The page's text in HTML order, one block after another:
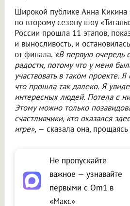
Широкой публике Анна Кикина
по второму сезону шоу
России прошла 11 этапов,
и выносливость, и
от финала. «В первую очередь
радости, потому что у меня
участвовать в таком проекте. Я
что прошла так далеко. Я
интересных людей. Потела с
Этому можно только
счастливчики, кто оказался
игре», — сказала она,
Не пропускайте
важное — узнавайте
первыми с Om1 в
«Макс»